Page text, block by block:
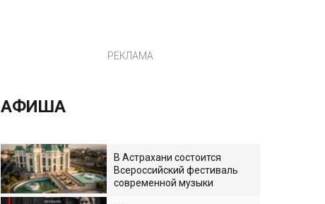
РЕКЛАМА
АФИША
В Астрахани состоится
Всероссийский фестиваль
современной музыки